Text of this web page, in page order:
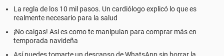
La regla de los 10 mil pasos. Un cardiólogo explicó lo que es
realmente necesario para la salud
¡No caigas! Así es como te manipulan para comprar más en
temporada navideña